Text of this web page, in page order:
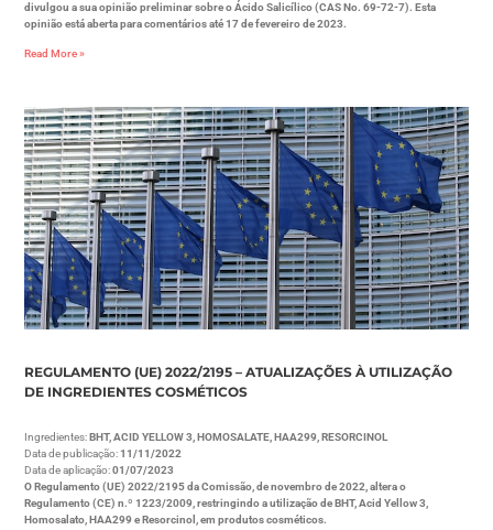
divulgou a sua opinião preliminar sobre o Ácido Salicílico (CAS No. 69-72-7). Esta
opinião está aberta para comentários até 17 de fevereiro de 2023.
Read More »
REGULAMENTO (UE) 2022/2195 – ATUALIZAÇÕES À UTILIZAÇÃO
DE INGREDIENTES COSMÉTICOS
Ingredientes:BHT, ACID YELLOW 3, HOMOSALATE, HAA299, RESORCINOL
Data de publicação: 11/11/2022
Data de aplicação:01/07/2023
O Regulamento (UE) 2022/2195 da Comissão, de novembro de 2022, altera o
Regulamento (CE) n.º 1223/2009, restringindo a utilização de BHT, Acid Yellow 3,
Homosalato, HAA299 e Resorcinol, em produtos cosméticos.